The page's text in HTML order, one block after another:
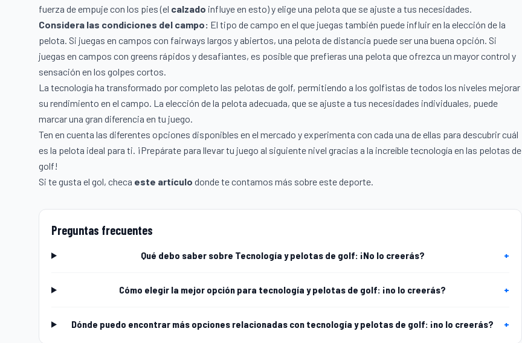
fuerza de empuje con los pies (el calzado influye en esto) y elige una pelota que se ajuste a tus necesidades.
Considera las condiciones del campo: El tipo de campo en el que juegas también puede influir en la elección de la
pelota. Si juegas en campos con fairways largos y abiertos, una pelota de distancia puede ser una buena opción. Si
juegas en campos con greens rápidos y desafiantes, es posible que prefieras una pelota que ofrezca un mayor control y
sensación en los golpes cortos.
La tecnología ha transformado por completo las pelotas de golf, permitiendo a los golfistas de todos los niveles mejorar
su rendimiento en el campo. La elección de la pelota adecuada, que se ajuste a tus necesidades individuales, puede
marcar una gran diferencia en tu juego.
Ten en cuenta las diferentes opciones disponibles en el mercado y experimenta con cada una de ellas para descubrir cuál
es la pelota ideal para ti. ¡Prepárate para llevar tu juego al siguiente nivel gracias a la increíble tecnología en las pelotas de
golf!
Si te gusta el gol, checa este artículo donde te contamos más sobre este deporte.
Preguntas frecuentes
Qué debo saber sobre Tecnología y pelotas de golf: ¡No lo creerás? +
Cómo elegir la mejor opción para tecnología y pelotas de golf: ¡no lo creerás? +
Dónde puedo encontrar más opciones relacionadas con tecnología y pelotas de golf: ¡no lo creerás? +